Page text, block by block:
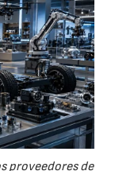
proveedores de